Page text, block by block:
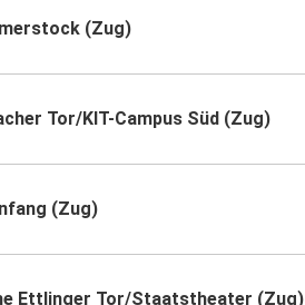
(Zug)
Tor/KIT-Campus Süd (Zug)
(Zug)
Ettlinger Tor/Staatstheater (Zug)